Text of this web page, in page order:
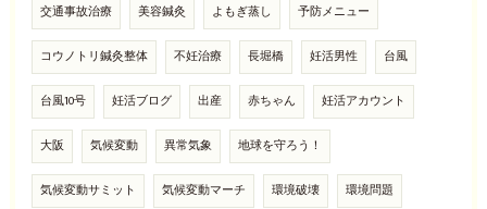
交通事故治療 美容鍼灸 よもぎ蒸し 予防メニュー
コウノトリ鍼灸整体 不妊治療 長堀橋 妊活男性 台風
台風10号 妊活ブログ 出産 赤ちゃん 妊活アカウント
大阪 気候変動 異常気象 地球を守ろう！
気候変動サミット 気候変動マーチ 環境破壊 環境問題